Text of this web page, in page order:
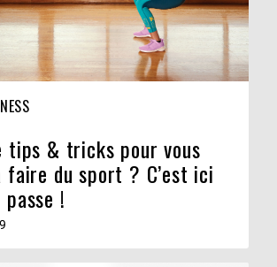
tips & tricks pour vous
du sport ? C’est ici
!